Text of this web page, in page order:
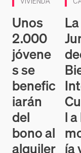
Unos
2.000
jóvene
s se
benefic
iarán
del
bono al
alquiler
La
l
ía